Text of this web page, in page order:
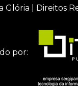
Glória | Direitos
por: